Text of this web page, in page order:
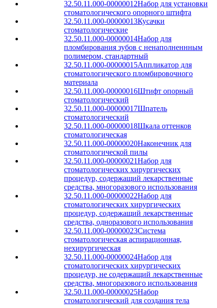
32.50.11.000-00000012Набор для установки
стоматологического опорного штифта
32.50.11.000-00000013Кусачки
стоматологические
32.50.11.000-00000014Набор для
пломбирования зубов с ненаполненнным
полимером, стандартный
32.50.11.000-00000015Аппликатор для
стоматологического пломбировочного
материала
32.50.11.000-00000016Штифт опорный
стоматологический
32.50.11.000-00000017Шпатель
стоматологический
32.50.11.000-00000018Шкала оттенков
стоматологическая
32.50.11.000-00000020Наконечник для
стоматологической пилы
32.50.11.000-00000021Набор для
стоматологических хирургических
процедур, содержащий лекарственные
средства, многоразового использования
32.50.11.000-00000022Набор для
стоматологических хирургических
процедур, содержащий лекарственные
средства, одноразового использования
32.50.11.000-00000023Система
стоматологическая аспирационная,
нехирургическая
32.50.11.000-00000024Набор для
стоматологических хирургических
процедур, не содержащий лекарственные
средства, многоразового использования
32.50.11.000-00000025Набор
стоматологический для создания тела